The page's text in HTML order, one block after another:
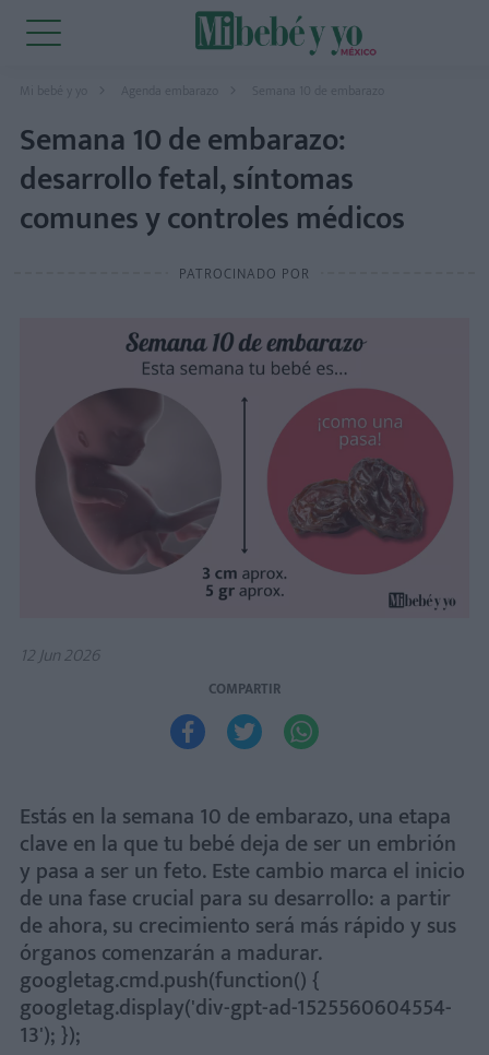
Mi bebé y yo Agenda embarazo
Semana 10 de embarazo:
desarrollo fetal, síntomas
comunes y controles médicos
PATROCINADO POR
12 Jun 2026
COMPARTIR
  
Estás en la semana 10 de embarazo, una etapa
clave en la que tu bebé deja de ser un embrión
y pasa a ser un feto. Este cambio marca el inicio
de una fase crucial para su desarrollo: a partir
de ahora, su crecimiento será más rápido y sus
órganos comenzarán a madurar.
googletag.cmd.push(function() {
googletag.display('div-gpt-ad-1525560604554-
13'); });